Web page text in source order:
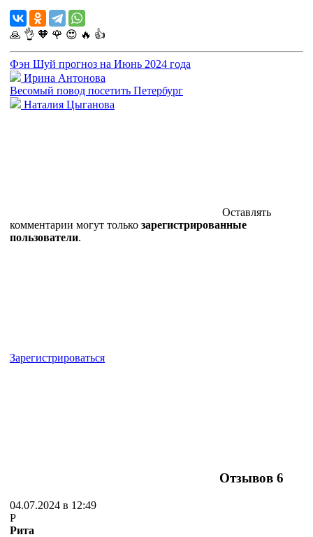
🙏 👌 🧡 🌹 😍 🔥 👍
Фэн Шуй прогноз на Июнь 2024 года
Ирина Антонова
Весомый повод посетить Петербург
Наталия Цыганова
Оставлять
комментарии могут только зарегистрированные
пользователи.
Зарегистрироваться
Отзывов 6
04.07.2024 в 12:49
Р
Рита